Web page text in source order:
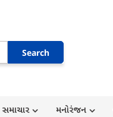
સમાચાર મનોરંજન